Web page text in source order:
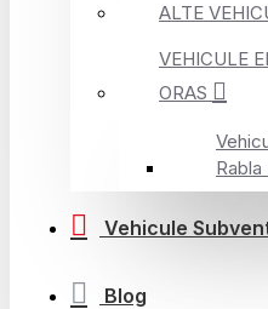
ALTE
VEHICULE
ORAS
Rabla
Vehicule
Blog